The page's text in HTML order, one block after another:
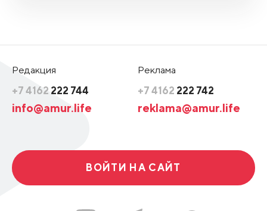
Редакция
+7 4162 222 744
info@amur.life
Реклама
+7 4162 222 742
reklama@amur.life
ВОЙТИ НА САЙТ